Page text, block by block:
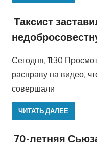
Таксист
Сегодня, 11:30
расправу на видео,
совершали
ЧИТАТЬ ДАЛЕЕ
70-летняя